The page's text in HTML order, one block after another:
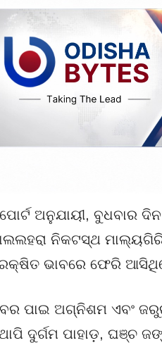
ଅନୁଯାୟୀ, ବୁଧବାର
ନିକଟସ୍ଥ
ଭାବରେ ଫେରି
ପାଇ ଅଗ୍ନିଶମ ଏବଂ
ଦୁର୍ଗମ ପାହାଡ଼, ଘଞ୍ଚ